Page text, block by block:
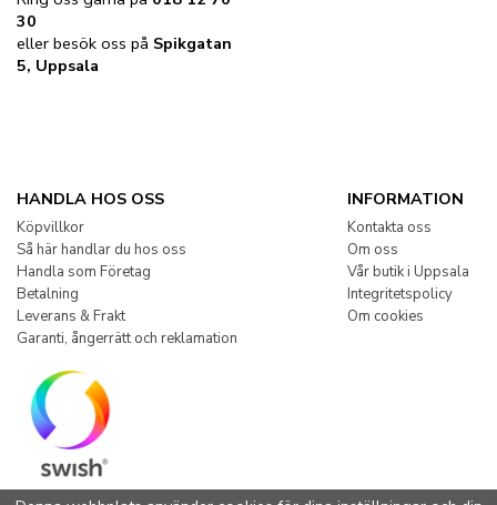
30
eller besök oss på Spikgatan
5, Uppsala
HANDLA HOS OSS
Köpvillkor
Så här handlar du hos oss
Handla som Företag
Betalning
Leverans & Frakt
Garanti, ångerrätt och reklamation
INFORMATION
Kontakta oss
Om oss
Vår butik i Uppsala
Integritetspolicy
Om cookies